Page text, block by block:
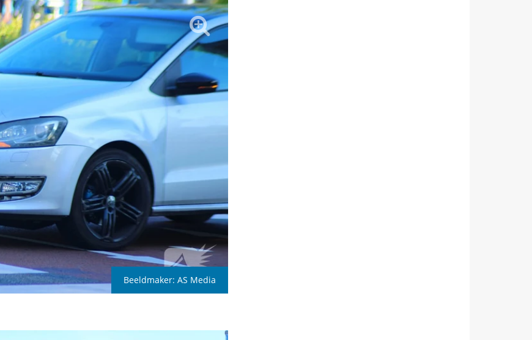
Beeldmaker: AS Media